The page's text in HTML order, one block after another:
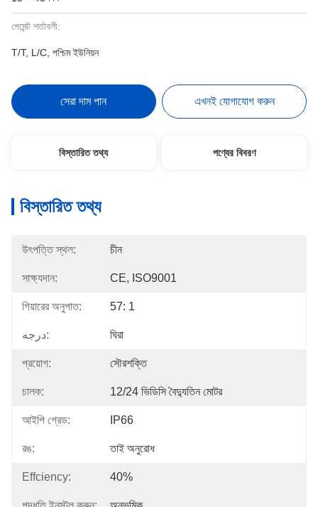
পেমেন্ট শর্তাবলী:
T/T, L/C, পশ্চিম ইউনিয়ন
সেরা দাম পান এখনই যোগাযোগ করুন
বিস্তারিত তথ্য পণ্যের বিবরণ
বিস্তারিত তথ্য
উৎপত্তি স্থল: চীন
সাক্ষ্যদান: CE, ISO9001
গিয়ারের অনুপাত: 57: 1
درجه: ঘিরা
প্রয়োগ: সৌরশক্তি
চালক: 12/24 ভিডিসি বৈদ্যুতিন মোটর
আইপি গ্রেড: IP66
রঙ: তাই অনুরোধ
Effciency: 40%